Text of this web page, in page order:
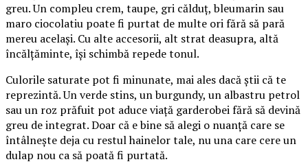
greu. Un compleu crem, taupe, gri călduț, bleumarin sau
maro ciocolatiu poate fi purtat de multe ori fără să pară
mereu același. Cu alte accesorii, alt strat deasupra, altă
încălțăminte, își schimbă repede tonul.
Culorile saturate pot fi minunate, mai ales dacă știi că te
reprezintă. Un verde stins, un burgundy, un albastru petrol
sau un roz prăfuit pot aduce viață garderobei fără să devină
greu de integrat. Doar că e bine să alegi o nuanță care se
întâlnește deja cu restul hainelor tale, nu una care cere un
dulap nou ca să poată fi purtată.